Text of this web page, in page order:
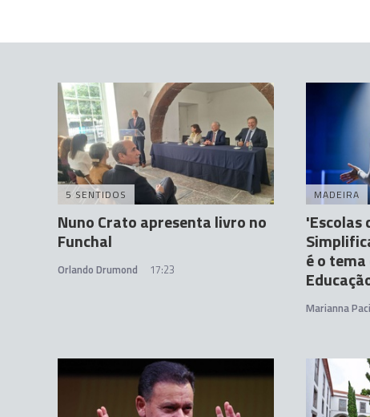
5 SENTIDOS
Nuno Crato apresenta livro no
Funchal
Orlando Drumond 17:23
MADEIRA
'Escolas
é o tema
Marianna